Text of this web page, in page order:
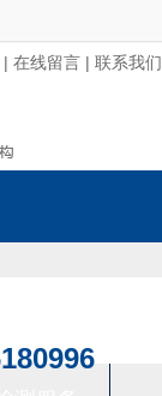
| 在线留言 | 联系我们